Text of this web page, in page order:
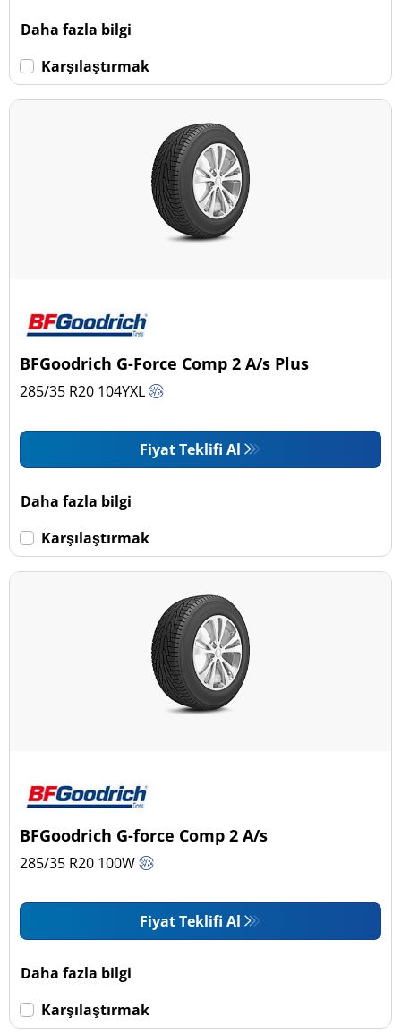
Daha fazla bilgi
Karşılaştırmak
BFGoodrich G-Force Comp 2 A/s Plus
285/35 R20 104YXL
Fiyat Teklifi Al
Daha fazla bilgi
Karşılaştırmak
BFGoodrich G-force Comp 2 A/s
285/35 R20 100W
Fiyat Teklifi Al
Daha fazla bilgi
Karşılaştırmak